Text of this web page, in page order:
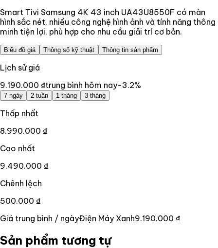
Smart Tivi Samsung 4K 43 inch UA43U8550F có màn
hình sắc nét, nhiều công nghệ hình ảnh và tính năng thông
minh tiện lợi, phù hợp cho nhu cầu giải trí cơ bản.
Biểu đồ giá Thông số kỹ thuật Thông tin sản phẩm
Lịch sử giá
9.190.000 ₫trung bình hôm nay-3.2%
7 ngày 2 tuần 1 tháng 3 tháng
Thấp nhất
8.990.000 ₫
Cao nhất
9.490.000 ₫
Chênh lệch
500.000 ₫
Giá trung bình / ngàyĐiện Máy Xanh9.190.000 ₫
Sản phẩm tương tự